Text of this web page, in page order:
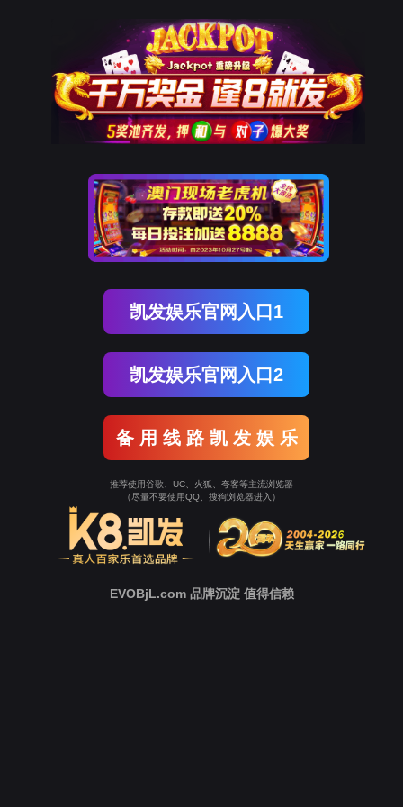
9001cc以诚为本
该页面不存在！
页面自动跳转等待时间：3 秒
返回9001cc以诚为